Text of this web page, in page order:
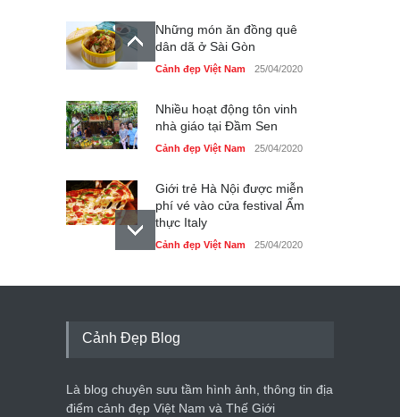
Những món ăn đồng quê
dân dã ở Sài Gòn
Cảnh đẹp Việt Nam 25/04/2020
Nhiều hoạt động tôn vinh
nhà giáo tại Đầm Sen
Cảnh đẹp Việt Nam 25/04/2020
Giới trẻ Hà Nội được miễn
phí vé vào cửa festival Ẩm
thực Italy
Cảnh đẹp Việt Nam 25/04/2020
Tam giác mạch khoe sắc
du lịch quốc gia
Cảnh đẹp Việt Nam 24/04/2020
Cảnh Đẹp Blog
Là blog chuyên sưu tầm hình ảnh, thông tin địa
điểm cảnh đẹp Việt Nam và Thế Giới